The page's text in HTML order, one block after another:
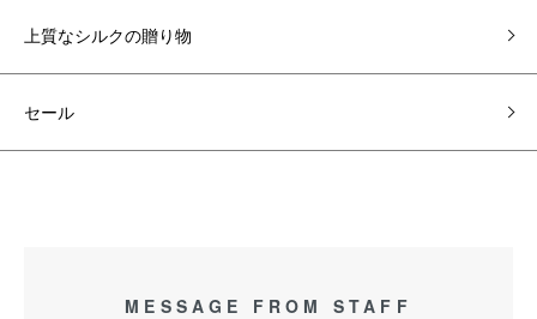
上質なシルクの贈り物
セール
MESSAGE FROM STAFF